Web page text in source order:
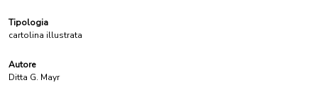
Tipologia
cartolina illustrata
Autore
Ditta G. Mayr